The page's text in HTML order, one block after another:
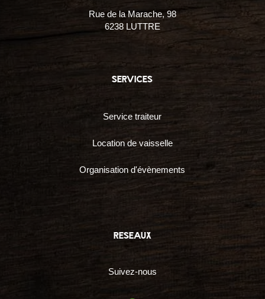
Rue de la Marache, 98
6238 LUTTRE
services
Service traiteur
Location de vaisselle
Organisation d'évènements
reseaux
Suivez-nous